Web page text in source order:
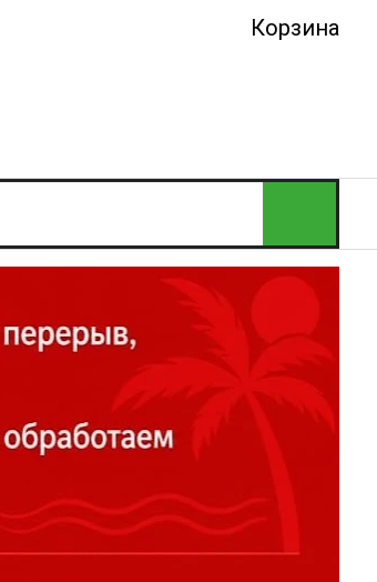
Корзина